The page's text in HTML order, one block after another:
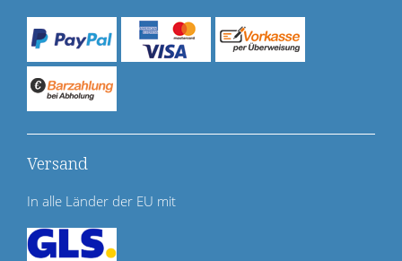
Versand
In alle Länder der EU mit